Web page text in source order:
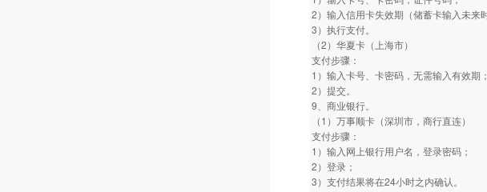
2）输入信用卡失效期（储蓄卡输入未来
3）执行支付。
（2）华夏卡（上海市）
支付步骤：
1）输入卡号、卡密码，无需输入有效期；
2）提交。
9、商业银行。
（1）万事顺卡（深圳市，商行直连）
支付步骤：
1）输入网上银行用户名，登录密码；
2）登录；
3）支付结果将在24小时之内确认。